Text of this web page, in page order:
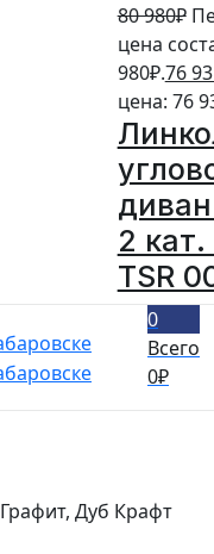
80 980₽
цена
980₽.76
цена: 76
2
TSR
0
Всего
0₽
Дуб Крафт